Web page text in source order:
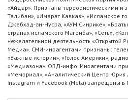
«Айдар». Признаны террористическими
Талибан», «Имарат Кавказ», «Исламское
Джебхад-ан-Нусра, «АУМ Синрике»,
странах исламского Магриба», «Сеть»,
нежелательной деятельность «Открытой
Медиа». СМИ-иноагентами признаны:
«Важные истории», «Голос Америки»,
«Медиазона», ОВД-инфо. Иноагентами
«Мемориал», «Аналитический Центр Юрия
Instagram и Facebook (Metа) запрещены в